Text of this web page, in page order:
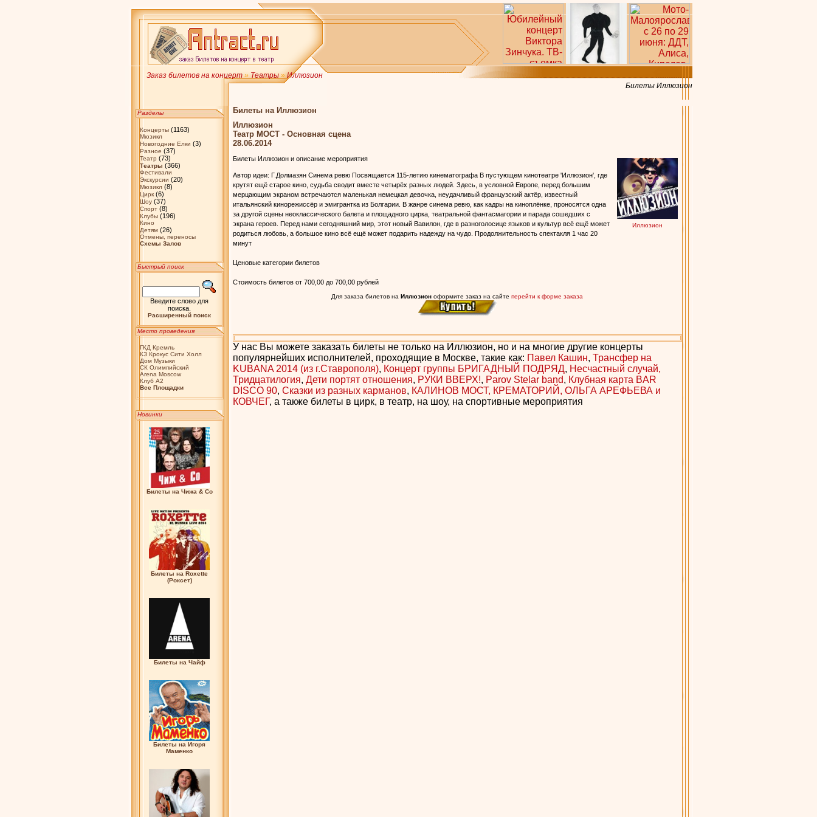
Заказ билетов на концерт»Театры»Иллюзион
Билеты Иллюзион
Разделы
Концерты(1163)
Мюзикл
Новогодние Елки (3)
Разное (37)
Театр (73)
Театры (366)
Фестивали
Экскурсии (20)
Мюзикл(8)
Цирк(6)
Шоу(37)
Спорт(8)
Клубы(196)
Кино
Детям(26)
Отмены, переносы
Схемы Залов
Быстрый поиск
Введите слово для
поиска.
Расширенный поиск
Место проведения
ГКД Кремль
КЗ Крокус Сити Холл
Дом Музыки
СК Олимпийский
Arena Moscow
Клуб А2
Bсе Площадки
Новинки
Билеты на Чижа & Co
Билеты на Roxette
(Роксет)
Билеты на Чайф
Билеты на Игоря
Маменко
Билеты на Иллюзион
Иллюзион
Театр МОСТ - Основная сцена
28.06.2014
Иллюзион
Билеты Иллюзион и описание мероприятия
Автор идеи: Г.Долмазян Синема ревю Посвящается 115-летию кинематографа В пустующем кинотеатре 'Иллюзион', где
крутят ещё старое кино, судьба сводит вместе четырёх разных людей. Здесь, в условной Европе, перед большим
мерцающим экраном встречаются маленькая немецкая девочка, неудачливый французский актёр, известный
итальянский кинорежиссёр и эмигрантка из Болгарии. В жанре синема ревю, как кадры на киноплёнке, проносятся одна
за другой сцены неоклассического балета и площадного цирка, театральной фантасмагории и парада сошедших с
экрана героев. Перед нами сегодняшний мир, этот новый Вавилон, где в разноголосице языков и культур всё ещё может
родиться любовь, а большое кино всё ещё может подарить надежду на чудо. Продолжительность спектакля 1 час 20
минут
Ценовые категории билетов
Стоимость билетов от 700,00 до 700,00 рублей
Для заказа билетов на Иллюзион оформите заказ на сайте перейти к форме заказа
У нас Вы можете заказать билеты не только на Иллюзион, но и на многие другие концерты
популярнейших исполнителей, проходящие в Москве, такие как: Павел Кашин, Трансфер на
KUBANA 2014 (из г.Ставрополя), Концерт группы БРИГАДНЫЙ ПОДРЯД, Несчастный случай,
Тридцатилогия, Дети портят отношения, РУКИ ВВЕРХ!, Parov Stelar band, Клубная карта BAR
DISCO 90, Сказки из разных карманов, КАЛИНОВ МОСТ, КРЕМАТОРИЙ, ОЛЬГА АРЕФЬЕВА и
КОВЧЕГ, а также билеты в цирк, в театр, на шоу, на спортивные мероприятия